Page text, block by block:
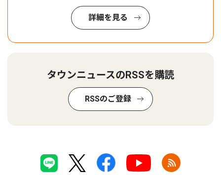
詳細を見る
タウンニュースのRSSを購読
RSSのご登録